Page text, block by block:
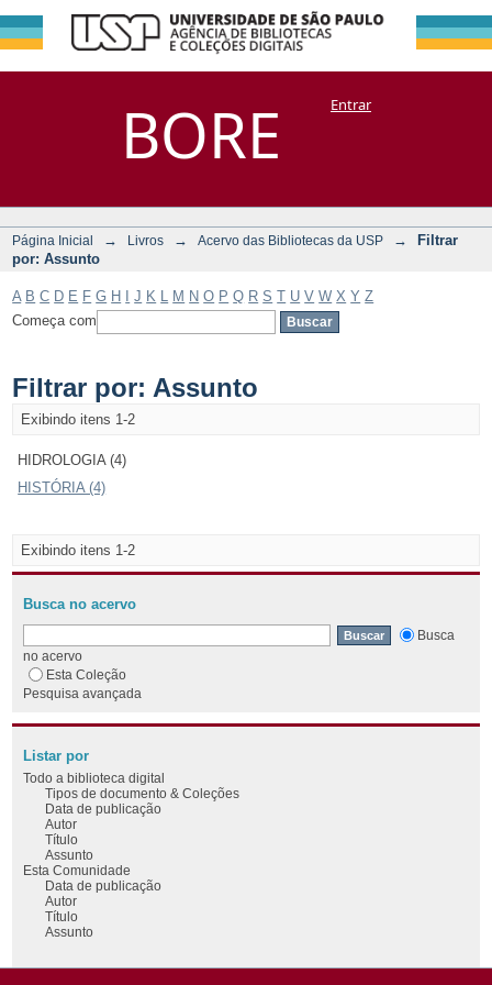
BORE
Filtrar por:
Assunto
DSpace/Manakin + CoriscoEntrar
Página Inicial → Livros → Acervo das Bibliotecas da USP →
Filtrar
por: Assunto
A B C D E F G H J K M N O P Q R S T U V W X Y Z
Começa com
Filtrar por: Assunto
Exibindo itens 1-2
HIDROLOGIA (4)
HISTÓRIA (4)
Exibindo itens 1-2
Busca no acervo
Busca
no acervo
Esta Coleção
Pesquisa avançada
Listar por
Todo a biblioteca digital
Tipos de documento & Coleções
Data de publicação
Autor
Título
Assunto
Esta Comunidade
Data de publicação
Autor
Título
Assunto